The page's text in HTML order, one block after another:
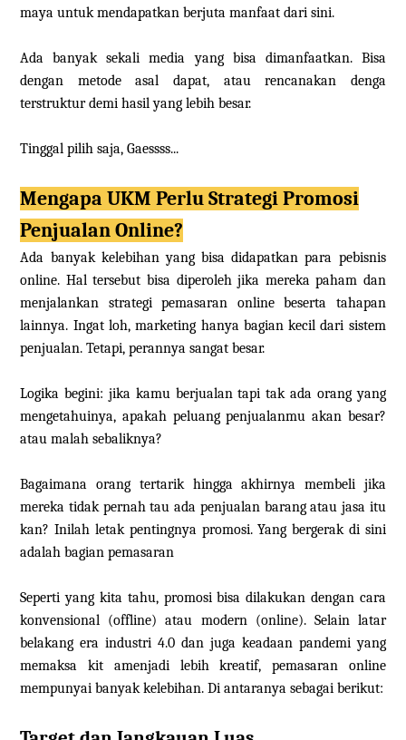
maya untuk mendapatkan berjuta manfaat dari sini.
Ada banyak sekali media yang bisa dimanfaatkan. Bisa
dengan metode asal dapat, atau rencanakan denga
terstruktur demi hasil yang lebih besar.
Tinggal pilih saja, Gaessss...
Mengapa UKM Perlu Strategi Promosi
Penjualan Online?
Ada banyak kelebihan yang bisa didapatkan para pebisnis
online. Hal tersebut bisa diperoleh jika mereka paham dan
menjalankan strategi pemasaran online beserta tahapan
lainnya. Ingat loh, marketing hanya bagian kecil dari sistem
penjualan. Tetapi, perannya sangat besar.
Logika begini: jika kamu berjualan tapi tak ada orang yang
mengetahuinya, apakah peluang penjualanmu akan besar?
atau malah sebaliknya?
Bagaimana orang tertarik hingga akhirnya membeli jika
mereka tidak pernah tau ada penjualan barang atau jasa itu
kan? Inilah letak pentingnya promosi. Yang bergerak di sini
adalah bagian pemasaran
Seperti yang kita tahu, promosi bisa dilakukan dengan cara
konvensional (offline) atau modern (online). Selain latar
belakang era industri 4.0 dan juga keadaan pandemi yang
memaksa kit amenjadi lebih kreatif, pemasaran online
mempunyai banyak kelebihan. Di antaranya sebagai berikut: